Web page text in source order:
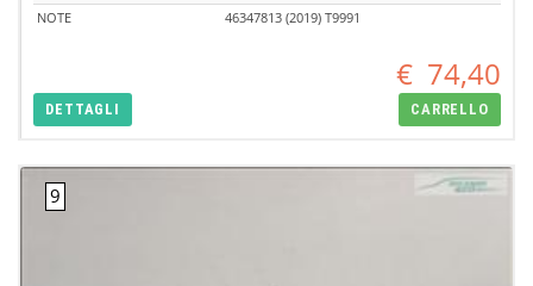
NOTE
46347813 (2019) T9991
€ 74,40
DETTAGLI CARRELLO